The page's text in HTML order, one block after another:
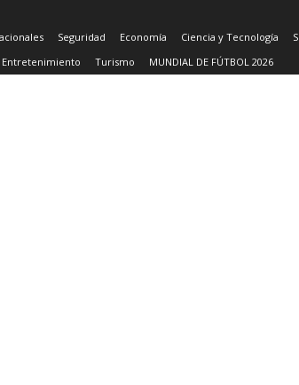
Seguridad Economía Ciencia y Tecnología
Entretenimiento Turismo MUNDIAL DE FÚTBOL 2026